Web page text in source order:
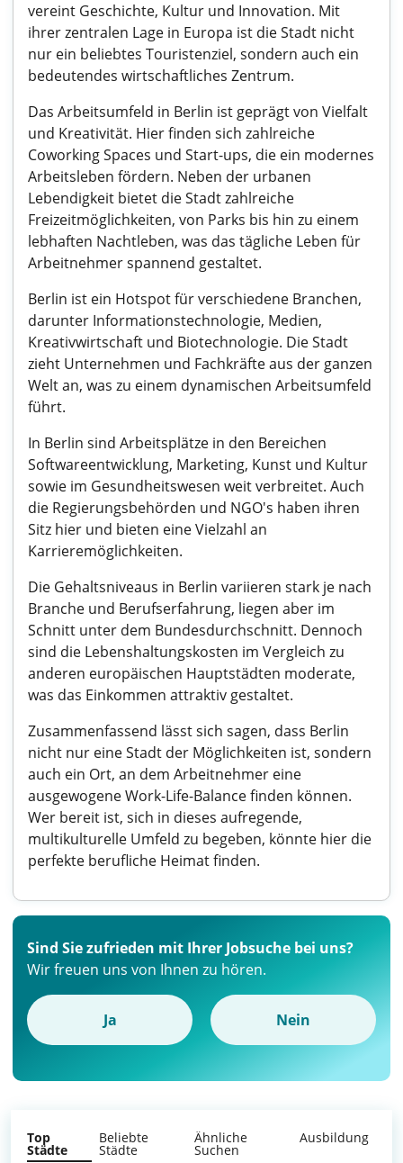
vereint Geschichte, Kultur und Innovation. Mit
ihrer zentralen Lage in Europa ist die Stadt nicht
nur ein beliebtes Touristenziel, sondern auch ein
bedeutendes wirtschaftliches Zentrum.
Das Arbeitsumfeld in Berlin ist geprägt von Vielfalt
und Kreativität. Hier finden sich zahlreiche
Coworking Spaces und Start-ups, die ein modernes
Arbeitsleben fördern. Neben der urbanen
Lebendigkeit bietet die Stadt zahlreiche
Freizeitmöglichkeiten, von Parks bis hin zu einem
lebhaften Nachtleben, was das tägliche Leben für
Arbeitnehmer spannend gestaltet.
Berlin ist ein Hotspot für verschiedene Branchen,
darunter Informationstechnologie, Medien,
Kreativwirtschaft und Biotechnologie. Die Stadt
zieht Unternehmen und Fachkräfte aus der ganzen
Welt an, was zu einem dynamischen Arbeitsumfeld
führt.
In Berlin sind Arbeitsplätze in den Bereichen
Softwareentwicklung, Marketing, Kunst und Kultur
sowie im Gesundheitswesen weit verbreitet. Auch
die Regierungsbehörden und NGO's haben ihren
Sitz hier und bieten eine Vielzahl an
Karrieremöglichkeiten.
Die Gehaltsniveaus in Berlin variieren stark je nach
Branche und Berufserfahrung, liegen aber im
Schnitt unter dem Bundesdurchschnitt. Dennoch
sind die Lebenshaltungskosten im Vergleich zu
anderen europäischen Hauptstädten moderate,
was das Einkommen attraktiv gestaltet.
Zusammenfassend lässt sich sagen, dass Berlin
nicht nur eine Stadt der Möglichkeiten ist, sondern
auch ein Ort, an dem Arbeitnehmer eine
ausgewogene Work-Life-Balance finden können.
Wer bereit ist, sich in dieses aufregende,
multikulturelle Umfeld zu begeben, könnte hier die
perfekte berufliche Heimat finden.
Sind Sie zufrieden mit Ihrer Jobsuche bei uns?
Wir freuen uns von Ihnen zu hören.
Ja Nein
Top
Städte
Beliebte
Städte
Ähnliche
Suchen
Ausbildung